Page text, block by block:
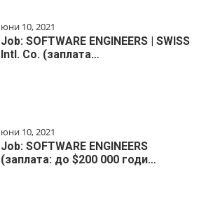
юни 10, 2021
Job: SOFTWARE ENGINEERS | SWISS
Intl. Co. (заплата…
юни 10, 2021
Job: SOFTWARE ENGINEERS
(заплата: до $200 000 годи…